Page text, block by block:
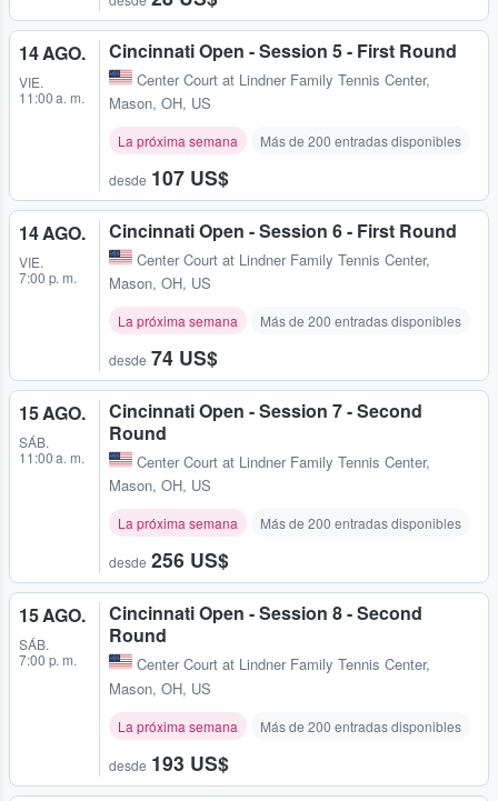
14 AGO.
VIE.
11:00 a. m.
Cincinnati Open - Session 5 - First Round
Center Court at Lindner Family Tennis Center,
Mason, OH, US
La próxima semana Más de 200 entradas disponibles
desde 107 US$
14 AGO.
VIE.
7:00 p. m.
Cincinnati Open - Session 6 - First Round
Center Court at Lindner Family Tennis Center,
Mason, OH, US
La próxima semana Más de 200 entradas disponibles
desde 74 US$
15 AGO.
SÁB.
11:00 a. m.
Cincinnati Open - Session 7 - Second
Round
Center Court at Lindner Family Tennis Center,
Mason, OH, US
La próxima semana Más de 200 entradas disponibles
desde 256 US$
15 AGO.
SÁB.
7:00 p. m.
Cincinnati Open - Session 8 - Second
Round
Center Court at Lindner Family Tennis Center,
Mason, OH, US
La próxima semana Más de 200 entradas disponibles
desde 193 US$